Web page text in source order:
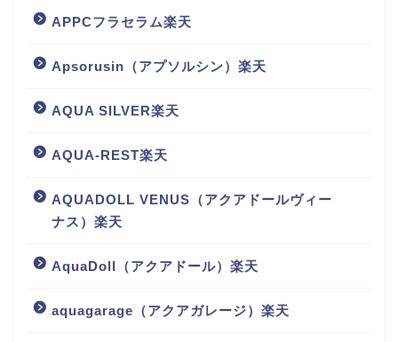
APPCフラセラム楽天
Apsorusin（アプソルシン）楽天
AQUA SILVER楽天
AQUA-REST楽天
AQUADOLL VENUS（アクアドールヴィー
ナス）楽天
AquaDoll（アクアドール）楽天
aquagarage（アクアガレージ）楽天